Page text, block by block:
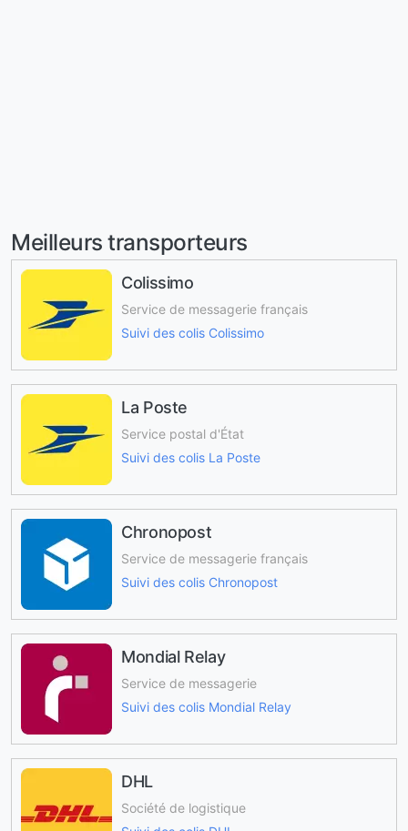
Meilleurs transporteurs
Colissimo
Service de messagerie français
Suivi des colis Colissimo
La Poste
Service postal d'État
Suivi des colis La Poste
Chronopost
Service de messagerie français
Suivi des colis Chronopost
Mondial Relay
Service de messagerie
Suivi des colis Mondial Relay
DHL
Société de logistique